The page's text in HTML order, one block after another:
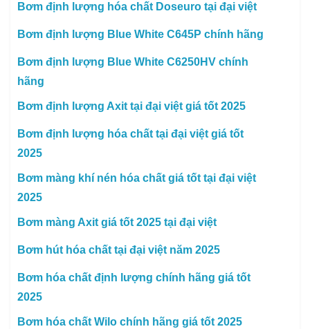
Bơm định lượng hóa chất Doseuro tại đại việt
Bơm định lượng Blue White C645P chính hãng
Bơm định lượng Blue White C6250HV chính
hãng
Bơm định lượng Axit tại đại việt giá tốt 2025
Bơm định lượng hóa chất tại đại việt giá tốt
2025
Bơm màng khí nén hóa chất giá tốt tại đại việt
2025
Bơm màng Axit giá tốt 2025 tại đại việt
Bơm hút hóa chất tại đại việt năm 2025
Bơm hóa chất định lượng chính hãng giá tốt
2025
Bơm hóa chất Wilo chính hãng giá tốt 2025